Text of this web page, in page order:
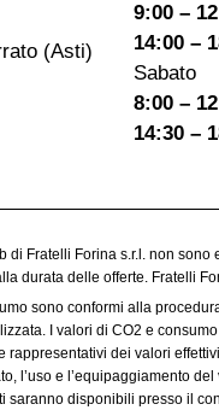
(Asti)
9:00 –
14:00 –
Sabato
8:00 –
14:30 –
di Fratelli Forina s.r.l. non
durata delle offerte. Fratelli
sono conformi alla
I valori di CO2 e
rappresentativi dei valori
l’uso e l’equipaggiamento
saranno disponibili presso il